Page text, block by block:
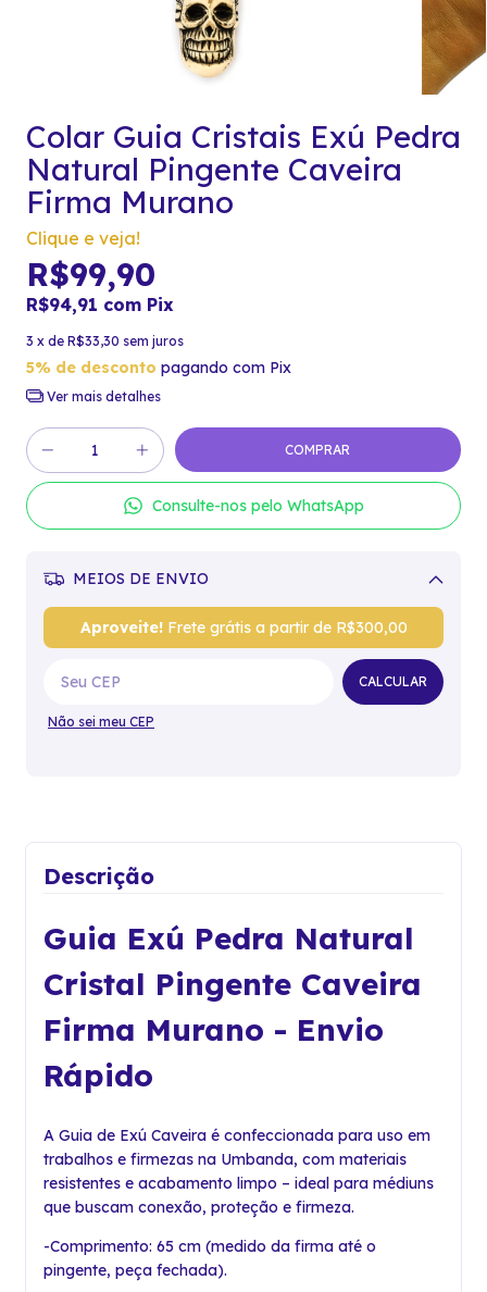
Colar Guia Cristais Exú Pedra
Natural Pingente Caveira
Firma Murano
Clique e veja!
R$99,90
R$94,91 com Pix
3 x de R$33,30 sem juros
5% de desconto pagando com Pix
Ver mais detalhes
Consulte-nos pelo WhatsApp
MEIOS DE ENVIO
Aproveite!Frete grátis a partir de R$300,00
CALCULAR
Não sei meu CEP
Descrição
Guia Exú Pedra Natural
Cristal Pingente Caveira
Firma Murano - Envio
Rápido
A Guia de Exú Caveira é confeccionada para uso em
trabalhos e firmezas na Umbanda, com materiais
resistentes e acabamento limpo – ideal para médiuns
que buscam conexão, proteção e firmeza.
-Comprimento: 65 cm (medido da firma até o
pingente, peça fechada).